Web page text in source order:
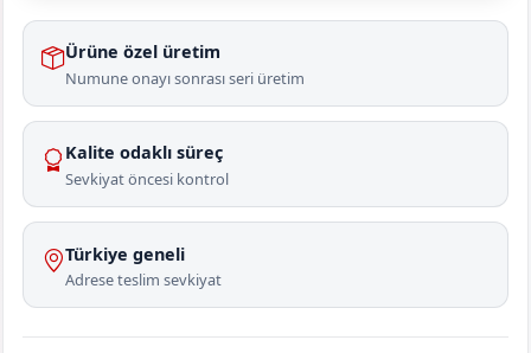
Ürüne özel üretim
Numune onayı sonrası seri üretim
Kalite odaklı süreç
Sevkiyat öncesi kontrol
Türkiye geneli
Adrese teslim sevkiyat